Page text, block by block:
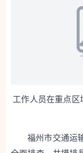
工作人员在重点
福州市交通运